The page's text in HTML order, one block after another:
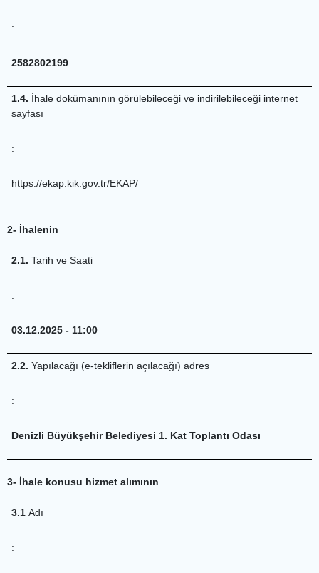
:
2582802199
1.4. İhale dokümanının görülebileceği ve indirilebileceği internet
sayfası
:
https://ekap.kik.gov.tr/EKAP/
2- İhalenin
2.1. Tarih ve Saati
:
03.12.2025 - 11:00
2.2. Yapılacağı (e-tekliflerin açılacağı) adres
:
Denizli Büyükşehir Belediyesi 1. Kat Toplantı Odası
3- İhale konusu hizmet alımının
3.1 Adı
: